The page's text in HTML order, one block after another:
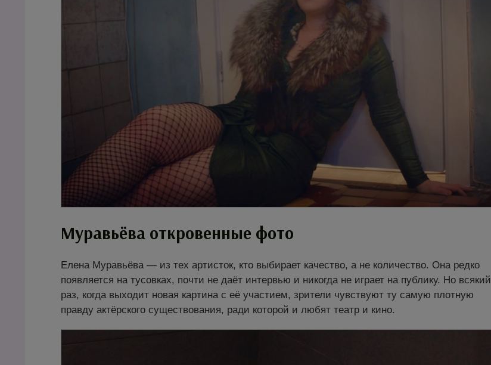
Муравьёва откровенные фото
Елена Муравьёва — из тех артисток, кто выбирает качество, а не количество. Она редко
появляется на тусовках, почти не даёт интервью и никогда не играет на публику. Но всякий
раз, когда выходит новая картина с её участием, зрители чувствуют ту самую плотную
правду актёрского существования, ради которой и любят театр и кино.